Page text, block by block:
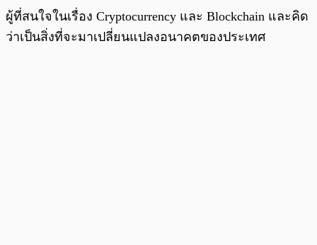
ผู้ที่สนใจในเรื่อง Cryptocurrency และ Blockchain และคิด
ว่าเป็นสิ่งที่จะมาเปลี่ยนแปลงอนาคตของประเทศ